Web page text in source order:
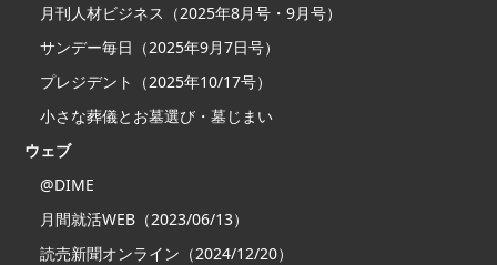
月刊人材ビジネス（2025年8月号・9月号）
サンデー毎日（2025年9月7日号）
プレジデント（2025年10/17号）
小さな葬儀とお墓選び・墓じまい
ウェブ
@DIME
月間就活WEB（2023/06/13）
読売新聞オンライン（2024/12/20）